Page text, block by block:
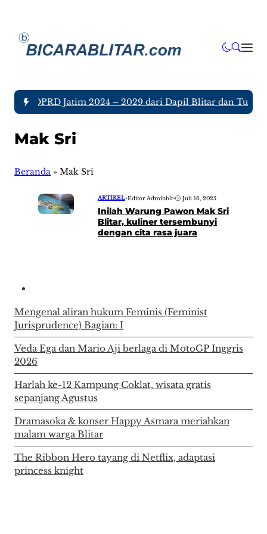
DPRD Jatim 2024 – 2029 dari Dapil Blitar dan
Mak Sri
Beranda » Mak Sri
ARTIKEL•Editor Adminblt• Juli 16, 2025
Inilah Warung Pawon Mak Sri
Blitar, kuliner tersembunyi
dengan cita rasa juara
Mengenal aliran hukum Feminis (Feminist
Jurisprudence) Bagian: I
Veda Ega dan Mario Aji berlaga di MotoGP Inggris
2026
Harlah ke-12 Kampung Coklat, wisata gratis
sepanjang Agustus
Dramasoka & konser Happy Asmara meriahkan
malam warga Blitar
The Ribbon Hero tayang di Netflix, adaptasi
princess knight